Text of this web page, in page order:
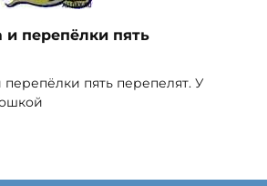
и перепёлки пять
пять перепелят. У